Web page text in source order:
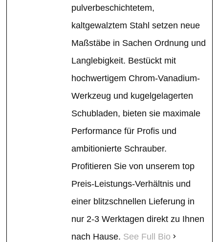
pulverbeschichtetem,
kaltgewalztem Stahl setzen neue
Maßstäbe in Sachen Ordnung und
Langlebigkeit. Bestückt mit
hochwertigem Chrom-Vanadium-
Werkzeug und kugelgelagerten
Schubladen, bieten sie maximale
Performance für Profis und
ambitionierte Schrauber.
Profitieren Sie von unserem top
Preis-Leistungs-Verhältnis und
einer blitzschnellen Lieferung in
nur 2-3 Werktagen direkt zu Ihnen
nach Hause. See Full Bio